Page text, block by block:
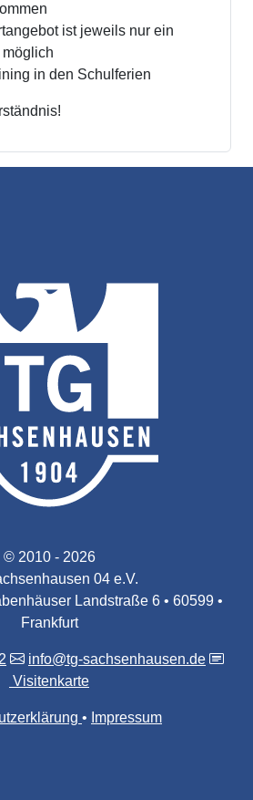
ist jeweils nur ein
in den Schulferien
© 2010 - 2026
04 e.V.
Landstraße 6 • 60599 •
Frankfurt
info@tg-sachsenhausen.de
Visitenkarte
Impressum